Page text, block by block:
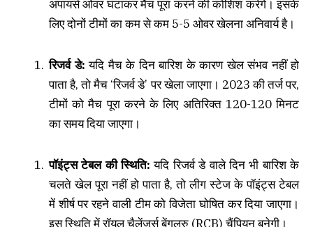
अंपायर्स ओवर घटाकर मैच पूरा करने की कोशिश करेंगे। इसके
लिए दोनों टीमों का कम से कम 5-5 ओवर खेलना अनिवार्य है।
रिजर्व डे: यदि मैच के दिन बारिश के कारण खेल संभव नहीं हो
पाता है, तो मैच ‘रिजर्व डे’ पर खेला जाएगा। 2023 की तर्ज पर,
टीमों को मैच पूरा करने के लिए अतिरिक्त 120-120 मिनट
का समय दिया जाएगा।
पॉइंट्स टेबल की स्थिति: यदि रिजर्व डे वाले दिन भी बारिश के
चलते खेल पूरा नहीं हो पाता है, तो लीग स्टेज के पॉइंट्स टेबल
में शीर्ष पर रहने वाली टीम को विजेता घोषित कर दिया जाएगा।
इस स्थिति में रॉयल चैलेंजर्स बेंगलुरु (RCB) चैंपियन बनेगी।